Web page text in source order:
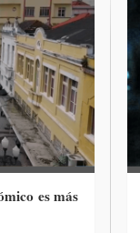
es más